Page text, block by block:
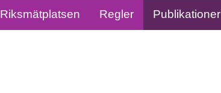
Riksmätplatsen Regler Publikationer